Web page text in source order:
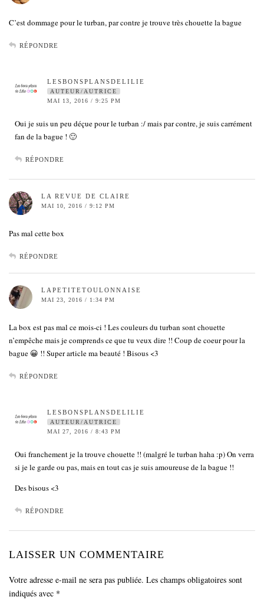
C’est dommage pour le turban, par contre je trouve très chouette la bague
RÉPONDRE
LESBONSPLANSDELILIE
AUTEUR/AUTRICE
MAI 13, 2016 / 9:25 PM
Oui je suis un peu déçue pour le turban :/ mais par contre, je suis carrément
fan de la bague ! 🙂
RÉPONDRE
LA REVUE DE CLAIRE
MAI 10, 2016 / 9:12 PM
Pas mal cette box
RÉPONDRE
LAPETITETOULONNAISE
MAI 23, 2016 / 1:34 PM
La box est pas mal ce mois-ci ! Les couleurs du turban sont chouette
n’empêche mais je comprends ce que tu veux dire !! Coup de coeur pour la
bague 😀 !! Super article ma beauté ! Bisous <3
RÉPONDRE
LESBONSPLANSDELILIE
AUTEUR/AUTRICE
MAI 27, 2016 / 8:43 PM
Oui franchement je la trouve chouette !! (malgré le turban haha :p) On verra
si je le garde ou pas, mais en tout cas je suis amoureuse de la bague !!
Des bisous <3
RÉPONDRE
LAISSER UN COMMENTAIRE
Votre adresse e-mail ne sera pas publiée. Les champs obligatoires sont
indiqués avec *